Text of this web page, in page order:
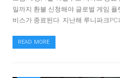
일까지 환불 신청해야 글로벌 게임 플
비스가 종료된다. 지난해 루니파크
READ MORE